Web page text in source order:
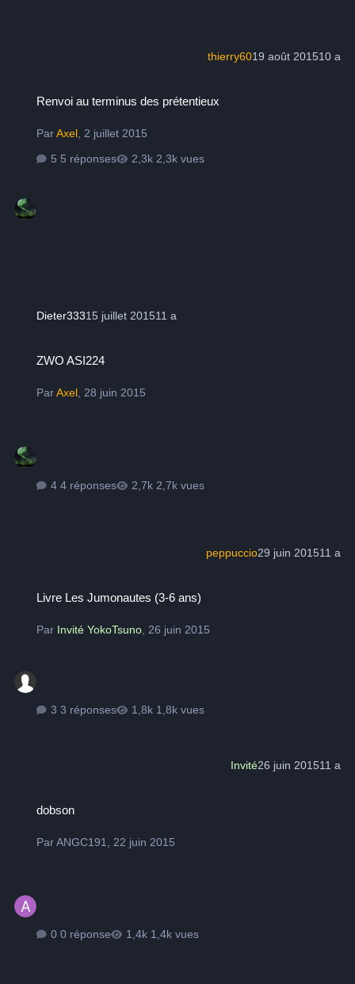
thierry6019 août 201510 a
Renvoi au terminus des prétentieux
ParAxel,2 juillet 2015
5 réponses
2,3k vues
Dieter33315 juillet 201511 a
ZWO ASI224
ParAxel,28 juin 2015
4 réponses 2,7k vues
peppuccio29 juin 201511 a
Livre Les Jumonautes (3-6 ans)
Par Invité YokoTsuno,26 juin 2015
3 réponses 1,8k vues
Invité26 juin 201511 a
dobson
ParANGC191 22 juin 2015
0 réponse 1,4k vues